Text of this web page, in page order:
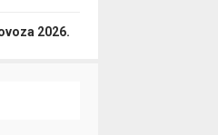
2026.